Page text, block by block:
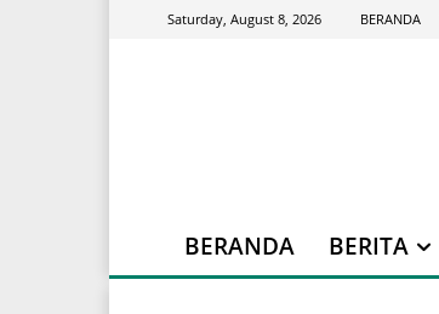
Saturday, August 8, 2026 BERANDA
BERANDA BERITA